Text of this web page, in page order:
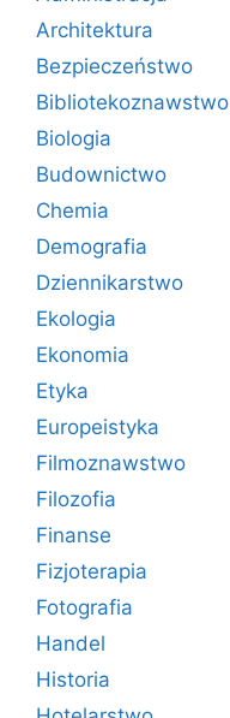
Architektura
Bezpieczeństwo
Bibliotekoznawstwo
Biologia
Budownictwo
Chemia
Demografia
Dziennikarstwo
Ekologia
Ekonomia
Etyka
Europeistyka
Filmoznawstwo
Filozofia
Finanse
Fizjoterapia
Fotografia
Handel
Historia